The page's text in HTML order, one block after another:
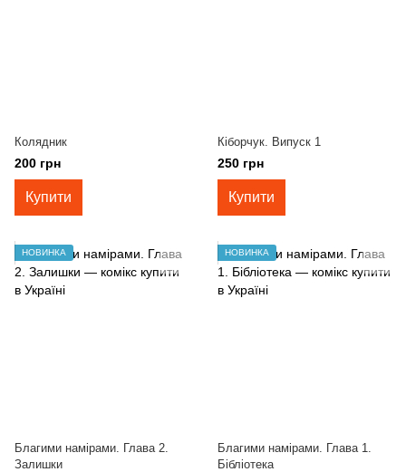
Колядник
200 грн
Купити
Кіборчук. Випуск 1
250 грн
Купити
НОВИНКА
Благими намірами. Глава 2.
Залишки
НОВИНКА
Благими намірами. Глава 1.
Бібліотека